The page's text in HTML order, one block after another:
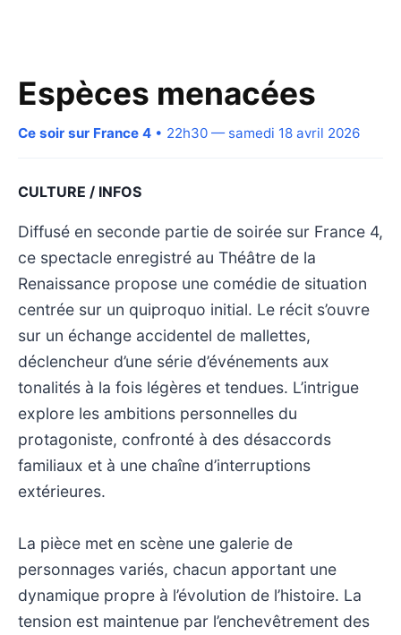
Espèces menacées
Ce soir sur France 4 • 22h30 — samedi 18 avril 2026
CULTURE / INFOS
Diffusé en seconde partie de soirée sur France 4,
ce spectacle enregistré au Théâtre de la
Renaissance propose une comédie de situation
centrée sur un quiproquo initial. Le récit s’ouvre
sur un échange accidentel de mallettes,
déclencheur d’une série d’événements aux
tonalités à la fois légères et tendues. L’intrigue
explore les ambitions personnelles du
protagoniste, confronté à des désaccords
familiaux et à une chaîne d’interruptions
extérieures.
La pièce met en scène une galerie de
personnages variés, chacun apportant une
dynamique propre à l’évolution de l’histoire. La
tension est maintenue par l’enchevêtrement des